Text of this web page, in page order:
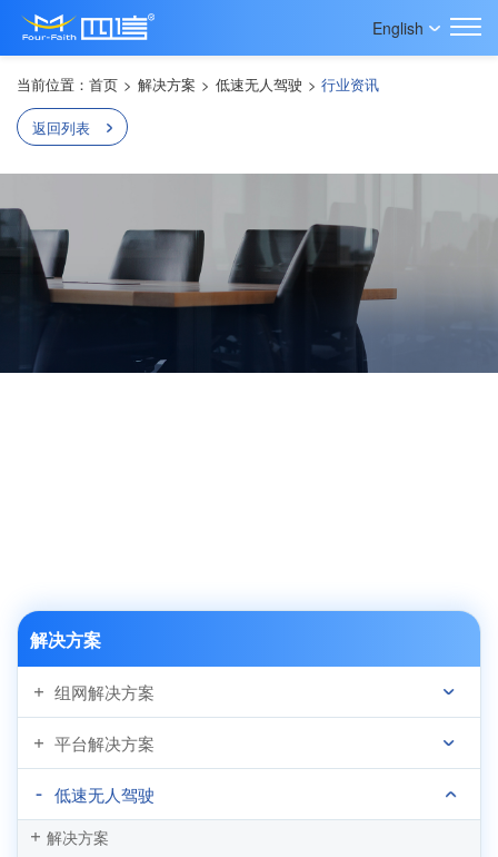
English
当前位置： 首页 > 解决方案 > 低速无人驾驶 > 行业资讯
返回列表
解决方案
组网解决方案
平台解决方案
低速无人驾驶
解决方案